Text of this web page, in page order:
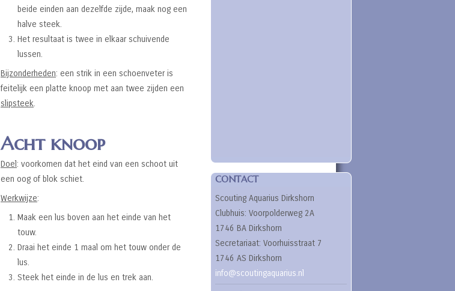
beide einden aan dezelfde zijde, maak nog een
halve steek.
Het resultaat is twee in elkaar schuivende
lussen.
Bijzonderheden: een strik in een schoenveter is
feitelijk een platte knoop met aan twee zijden een
slipsteek.
Acht knoop
Doel: voorkomen dat het eind van een schoot uit
een oog of blok schiet.
Werkwijze:
Maak een lus boven aan het einde van het
touw.
Draai het einde 1 maal om het touw onder de
lus.
Steek het einde in de lus en trek aan.
CONTACT
Scouting Aquarius Dirkshorn
Clubhuis: Voorpolderweg 2A
1746 BA Dirkshorn
Secretariaat: Voorhuisstraat 7
1746 AS Dirkshorn
info@scoutingaquarius.nl